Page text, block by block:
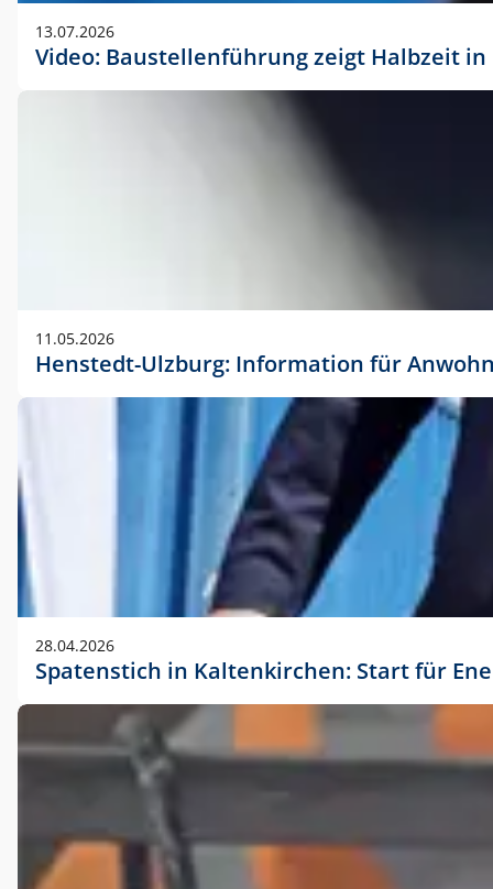
13.07.2026
Video: Baustellenführung zeigt Halbzeit
11.05.2026
Henstedt-Ulzburg: Information für
28.04.2026
Spatenstich in Kaltenkirchen: Start für